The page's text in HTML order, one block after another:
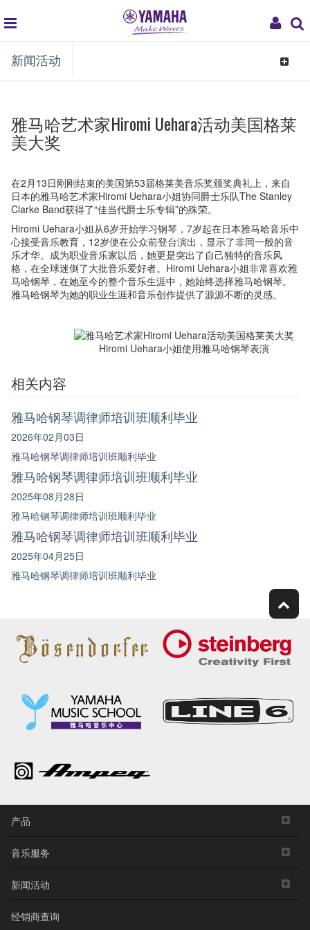
My
global
navigation
新闻活动
Toggle
雅马哈艺术家Hiromi Uehara活动美国格莱
美大奖
在2月13日刚刚结束的美国第53届格莱美音乐奖颁奖典礼上，来自
日本的雅马哈艺术家Hiromi Uehara小姐协同爵士乐队The Stanley
Clarke Band获得了“佳当代爵士乐专辑”的殊荣。
Hiromi Uehara小姐从6岁开始学习钢琴，7岁起在日本雅马哈音乐中
心接受音乐教育，12岁便在公众前登台演出，显示了非同一般的音
乐才华。成为职业音乐家以后，她更是突出了自己独特的音乐风
格，在全球迷倒了大批音乐爱好者。Hiromi Uehara小姐非常喜欢雅
马哈钢琴，在她至今的整个音乐生涯中，她始终选择雅马哈钢琴。
雅马哈钢琴为她的职业生涯和音乐创作提供了源源不断的灵感。
Hiromi Uehara小姐使用雅马哈钢琴表演
相关内容
雅马哈钢琴调律师培训班顺利毕业
2026年02月03日
雅马哈钢琴调律师培训班顺利毕业
雅马哈钢琴调律师培训班顺利毕业
2025年08月28日
雅马哈钢琴调律师培训班顺利毕业
雅马哈钢琴调律师培训班顺利毕业
2025年04月25日
雅马哈钢琴调律师培训班顺利毕业
产品
音乐服务
新闻活动
经销商查询